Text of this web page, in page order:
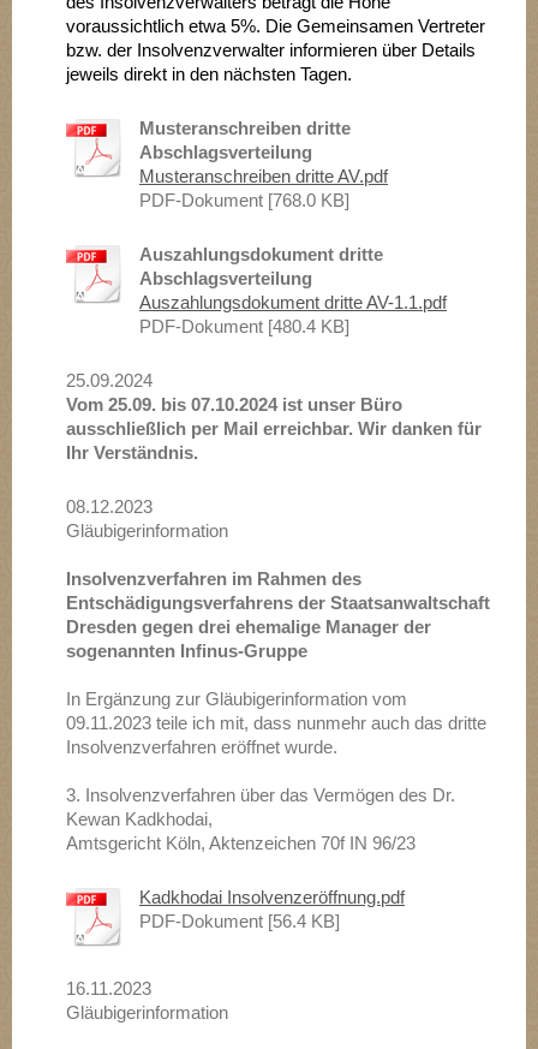
voraussichtlich etwa 5%. Die Gemeinsamen Vertreter
bzw. der Insolvenzverwalter informieren über Details
jeweils direkt in den nächsten Tagen.
Musteranschreiben dritte
Abschlagsverteilung
Musteranschreiben dritte AV.pdf
PDF-Dokument [768.0 KB]
Auszahlungsdokument dritte
Abschlagsverteilung
Auszahlungsdokument dritte AV-1.1.pdf
PDF-Dokument [480.4 KB]
25.09.2024
Vom 25.09. bis 07.10.2024 ist unser Büro
ausschließlich per Mail erreichbar. Wir danken für
Ihr Verständnis.
08.12.2023
Gläubigerinformation
Insolvenzverfahren im Rahmen des
Entschädigungsverfahrens der Staatsanwaltschaft
Dresden gegen drei ehemalige Manager der
sogenannten Infinus-Gruppe
In Ergänzung zur Gläubigerinformation vom
09.11.2023 teile ich mit, dass nunmehr auch das dritte
Insolvenzverfahren eröffnet wurde.
3. Insolvenzverfahren über das Vermögen des Dr.
Kewan Kadkhodai,
Amtsgericht Köln, Aktenzeichen 70f IN 96/23
Kadkhodai Insolvenzeröffnung.pdf
PDF-Dokument [56.4 KB]
16.11.2023
Gläubigerinformation